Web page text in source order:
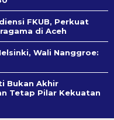
FKUB, Perkuat
di Aceh
Wali Nanggroe:
Bukan Akhir
Tetap Pilar Kekuatan